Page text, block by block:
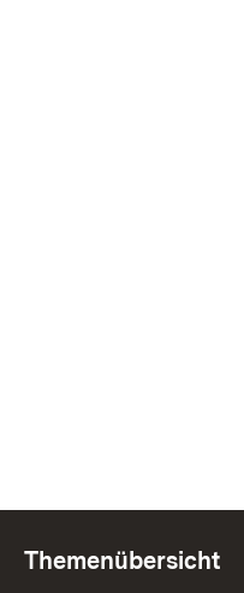
Themenübersicht